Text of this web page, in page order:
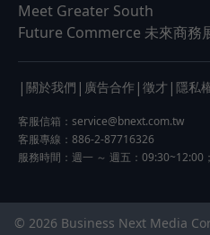
Meet Greater South
Future Commerce 未來商務
| 關於我們 | 廣告合作 | 徵才 | 隱私
客服信箱： service@bnext.com.tw
客服專線：886-2-87716326
服務時間：週一 ～ 週五：09:30~12:00
© 2026 Business Next Media